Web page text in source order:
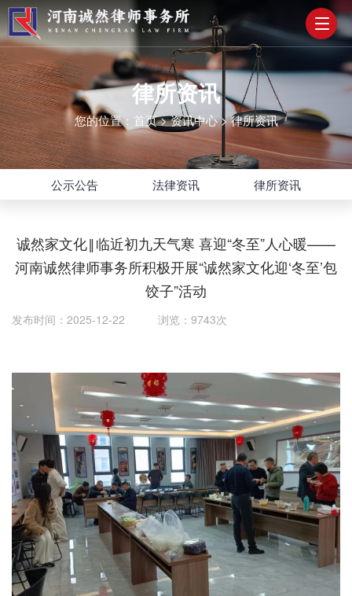
律所资讯
您的位置： 首页>资讯中心>律所资讯
公示公告 法律资讯 律所资讯
诚然家文化‖临近初九天气寒 喜迎“冬至”人心暖——
河南诚然律师事务所积极开展“诚然家文化迎‘冬至’包
饺子”活动
发布时间：2025-12-22 浏览：9743次